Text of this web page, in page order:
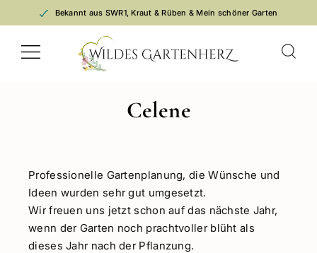
Inhalt
Bekannt aus SWR1, Kraut & Rüben & Mein schöner Garten
Celene
Professionelle Gartenplanung, die Wünsche und
Ideen wurden sehr gut umgesetzt.
Wir freuen uns jetzt schon auf das nächste Jahr,
wenn der Garten noch prachtvoller blüht als
dieses Jahr nach der Pflanzung.